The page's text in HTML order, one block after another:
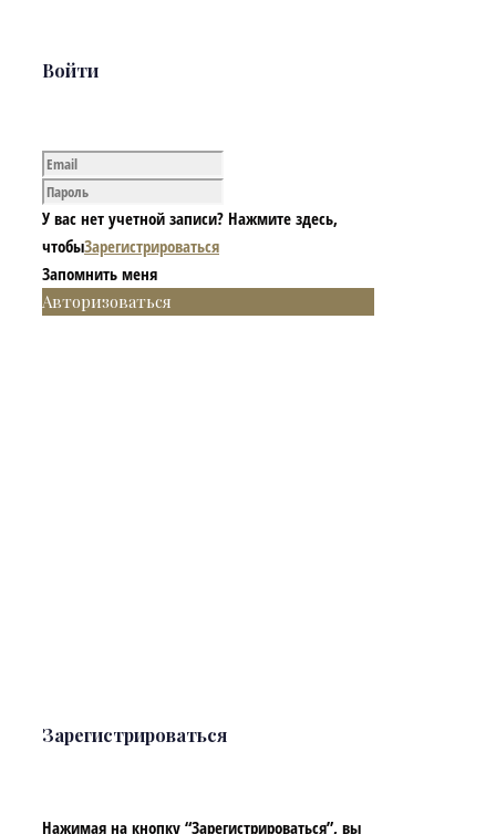
Войти
У вас нет учетной записи? Нажмите здесь,
чтобыЗарегистрироваться
Запомнить меня
Авторизоваться
Зарегистрироваться
Нажимая на кнопку “Зарегистрироваться”, вы